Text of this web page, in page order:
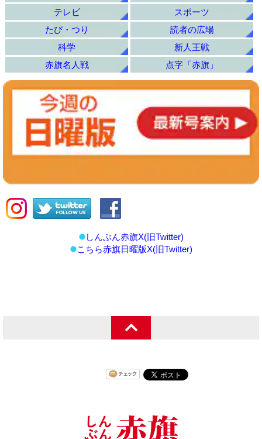
テレビ
スポーツ
たび・つり
読者の広場
科学
新人王戦
赤旗名人戦
点字「赤旗」
しんぶん赤旗X(旧Twitter)
こちら赤旗日曜版X(旧Twitter)